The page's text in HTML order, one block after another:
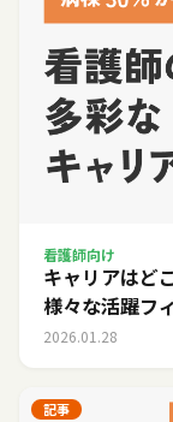
看護師向け
キャリアはど
様々な活躍フ
2026.01.28
記事